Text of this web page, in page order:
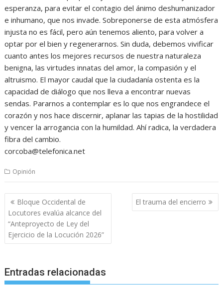
esperanza, para evitar el contagio del ánimo deshumanizador
e inhumano, que nos invade. Sobreponerse de esta atmósfera
injusta no es fácil, pero aún tenemos aliento, para volver a
optar por el bien y regenerarnos. Sin duda, debemos vivificar
cuanto antes los mejores recursos de nuestra naturaleza
benigna, las virtudes innatas del amor, la compasión y el
altruismo. El mayor caudal que la ciudadanía ostenta es la
capacidad de diálogo que nos lleva a encontrar nuevas
sendas. Pararnos a contemplar es lo que nos engrandece el
corazón y nos hace discernir, aplanar las tapias de la hostilidad
y vencer la arrogancia con la humildad. Ahí radica, la verdadera
fibra del cambio.
corcoba@telefonica.net
Opinión
Navegación
de
entradas
Bloque Occidental de
Locutores evalúa alcance del
“Anteproyecto de Ley del
Ejercicio de la Locución 2026”
El trauma del encierro
Entradas relacionadas